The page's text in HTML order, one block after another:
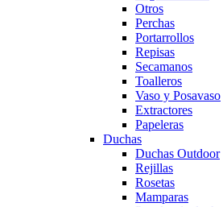
Otros
Perchas
Portarrollos
Repisas
Secamanos
Toalleros
Vaso y Posavaso
Extractores
Papeleras
Duchas
Duchas Outdoor
Rejillas
Rosetas
Mamparas